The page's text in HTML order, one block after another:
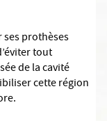
ses prothèses
tout
de la cavité
cette région